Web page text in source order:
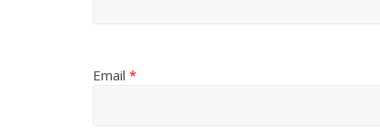
Email *